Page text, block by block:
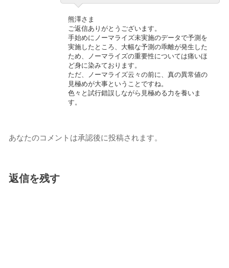
熊澤さま
ご返信ありがとうございます。
手始めにノーマライズ未実施のデータで予測を
実施したところ、大幅な予測の乖離が発生した
ため、ノーマライズの重要性については痛いほ
ど身に染みております。
ただ、ノーマライズ云々の前に、真の異常値の
見極めが大事ということですね。
色々と試行錯誤しながら見極める力を養いま
す。
あなたのコメントは承認後に投稿されます。
返信を残す